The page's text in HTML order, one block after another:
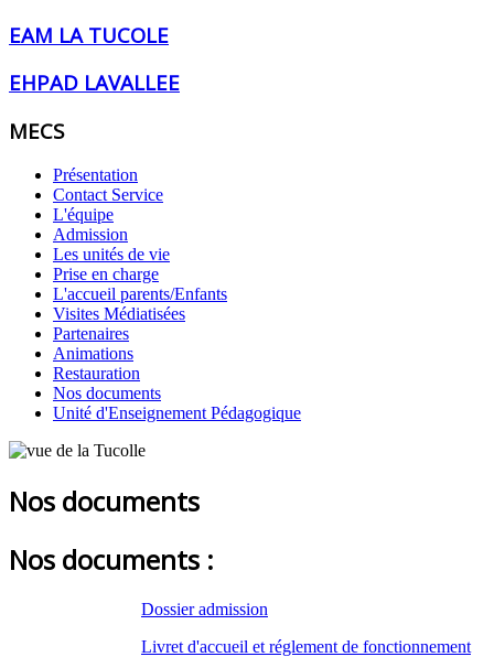
EAM LA TUCOLE
EHPAD LAVALLEE
MECS
Présentation
Contact Service
L'équipe
Admission
Les unités de vie
Prise en charge
L'accueil parents/Enfants
Visites Médiatisées
Partenaires
Animations
Restauration
Nos documents
Unité d'Enseignement Pédagogique
Nos documents
Nos documents :
Dossier admission
Livret d'accueil et réglement de fonctionnement